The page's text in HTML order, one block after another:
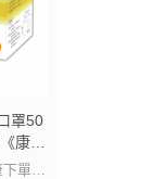
罩50
康宜
單唷